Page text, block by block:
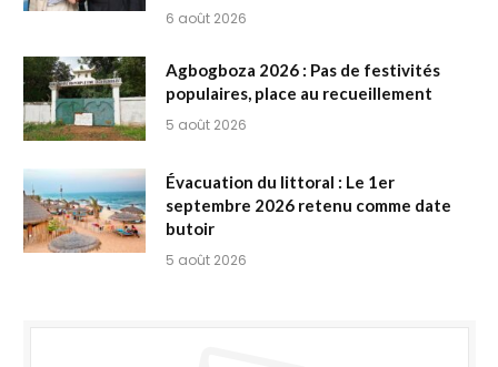
6 août 2026
Agbogboza 2026 : Pas de festivités
populaires, place au recueillement
5 août 2026
Évacuation du littoral : Le 1er
septembre 2026 retenu comme date
butoir
5 août 2026